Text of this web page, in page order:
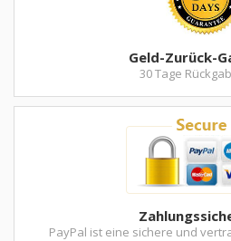
Geld-Zurück-
30 Tage
PayPal ist eine sichere und